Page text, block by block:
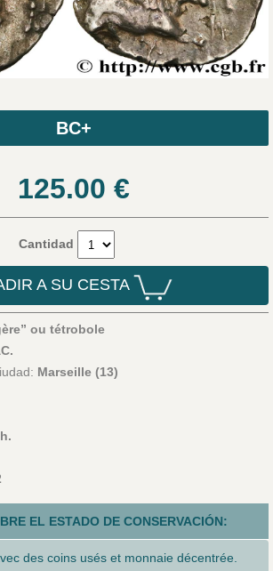
BC+
125.00 €
Cantidad
A SU CESTA
ou tétrobole
Marseille (13)
EL ESTADO DE CONSERVACIÓN:
des coins usés et monnaie décentrée.